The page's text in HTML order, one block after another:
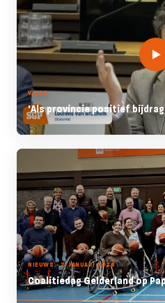
VIDEO
'Als provincie positief
NIEUWS - 21 JANUARI 2026
Coalitiedag Gelderland op